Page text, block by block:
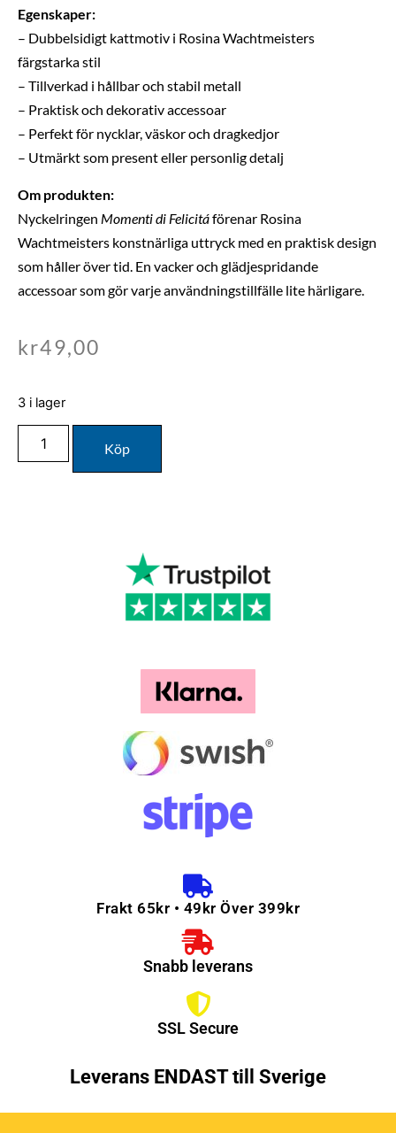
Egenskaper:
– Dubbelsidigt kattmotiv i Rosina Wachtmeisters
färgstarka stil
– Tillverkad i hållbar och stabil metall
– Praktisk och dekorativ accessoar
– Perfekt för nycklar, väskor och dragkedjor
– Utmärkt som present eller personlig detalj
Om produkten:
Nyckelringen Momenti di Felicitáförenar Rosina
Wachtmeisters konstnärliga uttryck med en praktisk design
som håller över tid. En vacker och glädjespridande
accessoar som gör varje användningstillfälle lite härligare.
kr49,00
3 i lager
Köp
Frakt 65kr • 49kr Över 399kr
Snabb leverans
SSL Secure
Leverans ENDAST till Sverige